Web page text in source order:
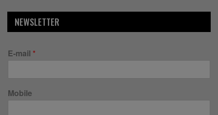
NEWSLETTER
E-mail *
Mobile